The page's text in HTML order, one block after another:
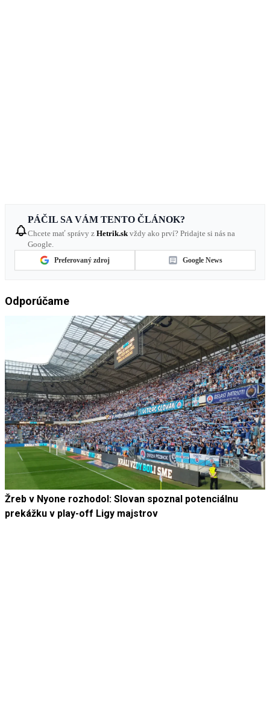
PÁČIL SA VÁM TENTO ČLÁNOK?
Chcete mať správy z Hetrik.skvždy ako prví? Pridajte si nás na
Google.
Preferovaný zdroj Google News
Odporúčame
Žreb v Nyone rozhodol: Slovan spoznal potenciálnu
prekážku v play-off Ligy majstrov